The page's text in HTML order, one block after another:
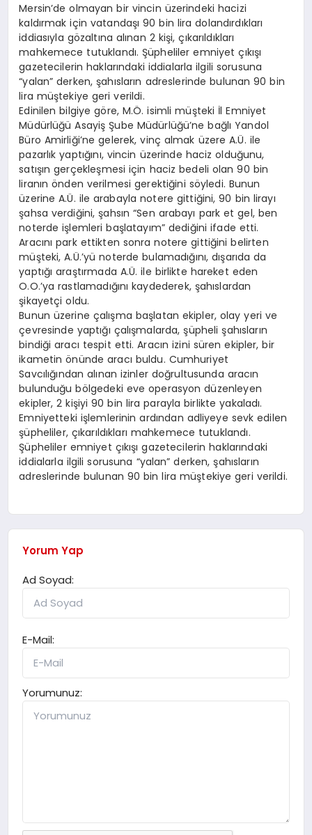
Mersin’de olmayan bir vincin üzerindeki hacizi
kaldırmak için vatandaşı 90 bin lira dolandırdıkları
iddiasıyla gözaltına alınan 2 kişi, çıkarıldıkları
mahkemece tutuklandı. Şüpheliler emniyet çıkışı
gazetecilerin haklarındaki iddialarla ilgili sorusuna
“yalan” derken, şahısların adreslerinde bulunan 90 bin
lira müştekiye geri verildi.
Edinilen bilgiye göre, M.Ö. isimli müşteki İl Emniyet
Müdürlüğü Asayiş Şube Müdürlüğü’ne bağlı Yandol
Büro Amirliği’ne gelerek, vinç almak üzere A.Ü. ile
pazarlık yaptığını, vincin üzerinde haciz olduğunu,
satışın gerçekleşmesi için haciz bedeli olan 90 bin
liranın önden verilmesi gerektiğini söyledi. Bunun
üzerine A.Ü. ile arabayla notere gittiğini, 90 bin lirayı
şahsa verdiğini, şahsın “Sen arabayı park et gel, ben
noterde işlemleri başlatayım” dediğini ifade etti.
Aracını park ettikten sonra notere gittiğini belirten
müşteki, A.Ü.’yü noterde bulamadığını, dışarıda da
yaptığı araştırmada A.Ü. ile birlikte hareket eden
O.O.’ya rastlamadığını kaydederek, şahıslardan
şikayetçi oldu.
Bunun üzerine çalışma başlatan ekipler, olay yeri ve
çevresinde yaptığı çalışmalarda, şüpheli şahısların
bindiği aracı tespit etti. Aracın izini süren ekipler, bir
ikametin önünde aracı buldu. Cumhuriyet
Savcılığından alınan izinler doğrultusunda aracın
bulunduğu bölgedeki eve operasyon düzenleyen
ekipler, 2 kişiyi 90 bin lira parayla birlikte yakaladı.
Emniyetteki işlemlerinin ardından adliyeye sevk edilen
şüpheliler, çıkarıldıkları mahkemece tutuklandı.
Şüpheliler emniyet çıkışı gazetecilerin haklarındaki
iddialarla ilgili sorusuna “yalan” derken, şahısların
adreslerinde bulunan 90 bin lira müştekiye geri verildi.
Yorum Yap
Ad Soyad:
E-Mail:
Yorumunuz: